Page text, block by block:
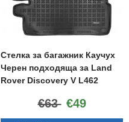
Стелка за багажник Каучух
Черен подходяща за Land
Rover Discovery V L462
€63 €49